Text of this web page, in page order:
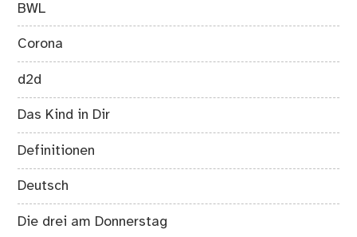
BWL
Corona
d2d
Das Kind in Dir
Definitionen
Deutsch
Die drei am Donnerstag